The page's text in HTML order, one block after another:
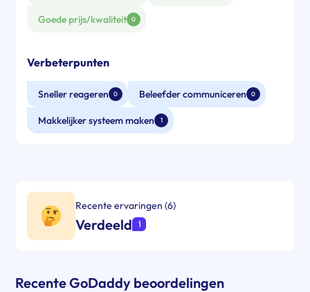
Goede prijs/kwaliteit 0
Verbeterpunten
Sneller reageren 0 Beleefder communiceren 0
Makkelijker systeem maken 1
Recente ervaringen (6)
Verdeeld
Recente GoDaddy beoordelingen